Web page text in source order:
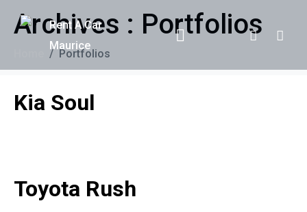
Archives : Portfolios
Portfolios
Kia Soul
Toyota Rush